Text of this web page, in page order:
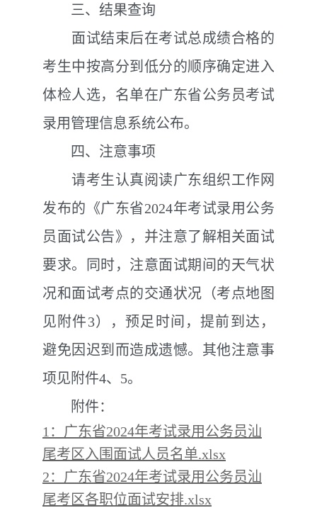
三、结果查询
面试结束后在考试总成绩合格的
考生中按高分到低分的顺序确定进入
体检人选，名单在广东省公务员考试
录用管理信息系统公布。
四、注意事项
请考生认真阅读广东组织工作网
发布的《广东省2024年考试录用公务
员面试公告》，并注意了解相关面试
要求。同时，注意面试期间的天气状
况和面试考点的交通状况（考点地图
见附件3），预足时间，提前到达，
避免因迟到而造成遗憾。其他注意事
项见附件4、5。
附件：
1：广东省2024年考试录用公务员汕
尾考区入围面试人员名单.xlsx
2：广东省2024年考试录用公务员汕
尾考区各职位面试安排.xlsx